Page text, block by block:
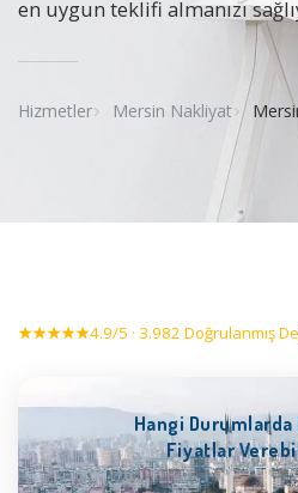
en uygun teklifi almanızı
Hizmetler Mersin Nakliyat
★★★★★4.9/5 · 3.982 Doğrulanmış
Hangi Durumlarda
Fiyatlar